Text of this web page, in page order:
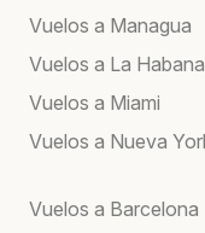
Vuelos a Managua
Vuelos a La Habana
Vuelos a Miami
Vuelos a Nueva
Vuelos a Barcelona